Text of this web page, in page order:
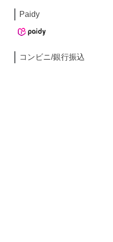
Paidy
コンビニ/銀行振込